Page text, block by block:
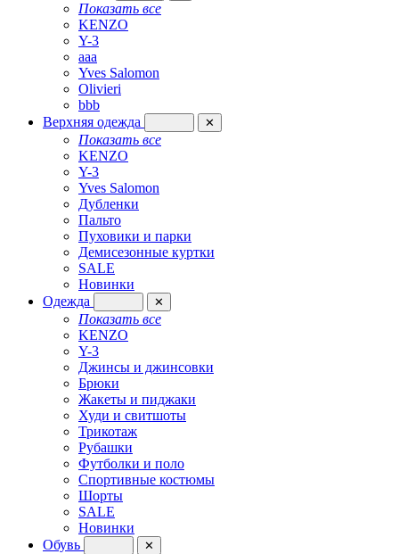
Показать все
KENZO
Y-3
aaa
Yves Salomon
Olivieri
bbb
Верхняя одежда
✕
Показать все
KENZO
Y-3
Yves Salomon
Дубленки
Пальто
Пуховики и парки
Демисезонные куртки
SALE
Новинки
Одежда
✕
Показать все
KENZO
Y-3
Джинсы и джинсовки
Брюки
Жакеты и пиджаки
Худи и свитшоты
Трикотаж
Рубашки
Футболки и поло
Спортивные костюмы
Шорты
SALE
Новинки
Обувь
✕